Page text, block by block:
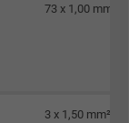
73 x 1,00 mm²
3 x 1,50 mm²